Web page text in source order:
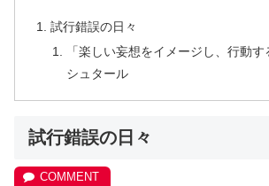
試行錯誤の日々
「楽しい妄想をイメージし、行動
シュタール
試行錯誤の日々